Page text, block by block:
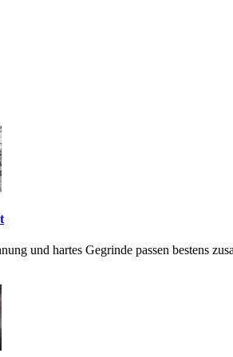
und hartes Gegrinde passen bestens